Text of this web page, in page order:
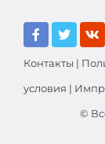
Контакты |
условия |
©